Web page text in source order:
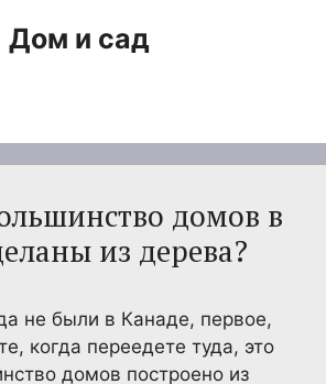
Дом и сад
домов в
из дерева?
не были в Канаде, первое,
когда переедете туда, это
домов построено из